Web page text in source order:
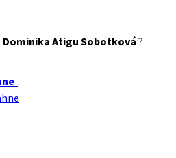
Dominika Atigu Sobotková ?